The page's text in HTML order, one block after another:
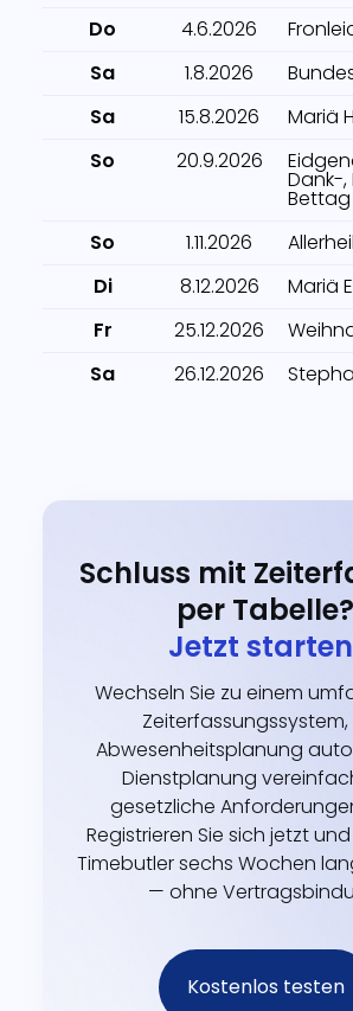
Do
4.6.2026
Sa
1.8.2026
Sa
15.8.2026
Mariä
So
20.9.2026
Dank-,
Bettag
So
1.11.2026
Di
8.12.2026
Mariä
Fr
25.12.2026
Sa
26.12.2026
Schluss mit
per Tabelle?
Jetzt
Wechseln Sie zu einem
Abwesenheitsplanung
Dienstplanung
gesetzliche
Registrieren Sie sich jetzt
Timebutler sechs Wochen
— ohne
Kostenlos testen